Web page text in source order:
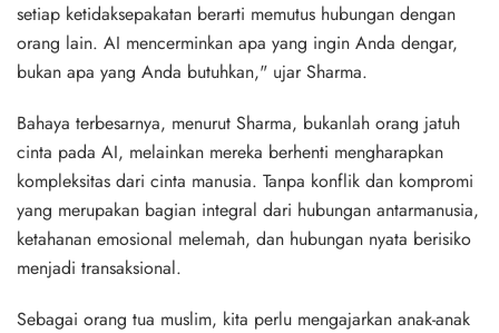
setiap ketidaksepakatan berarti memutus hubungan dengan
orang lain. AI mencerminkan apa yang ingin Anda dengar,
bukan apa yang Anda butuhkan," ujar Sharma.
Bahaya terbesarnya, menurut Sharma, bukanlah orang jatuh
cinta pada AI, melainkan mereka berhenti mengharapkan
kompleksitas dari cinta manusia. Tanpa konflik dan kompromi
yang merupakan bagian integral dari hubungan antarmanusia,
ketahanan emosional melemah, dan hubungan nyata berisiko
menjadi transaksional.
Sebagai orang tua muslim, kita perlu mengajarkan anak-anak